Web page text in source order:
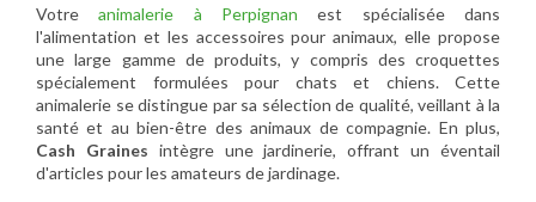
Votreanimalerie à Perpignan est spécialisée dans
l'alimentation et les accessoires pour animaux, elle propose
une large gamme de produits, y compris des croquettes
spécialement formulées pour chats et chiens. Cette
animalerie se distingue par sa sélection de qualité, veillant à la
santé et au bien-être des animaux de compagnie. En plus,
Cash Graines intègre une jardinerie, offrant un éventail
d'articles pour les amateurs de jardinage.